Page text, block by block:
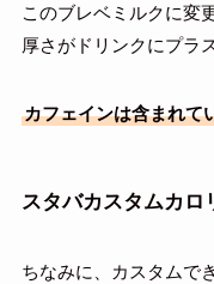
このブレベミルクに変
厚さがドリンクにプラ
カフェインは含まれて
スタバカスタムカロ
ちなみに、カスタムで